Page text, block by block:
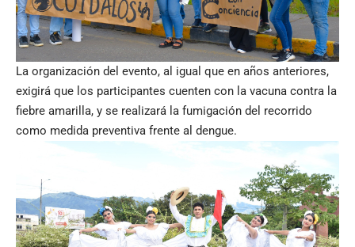
La organización del evento, al igual que en años anteriores,
exigirá que los participantes cuenten con la vacuna contra la
fiebre amarilla, y se realizará la fumigación del recorrido
como medida preventiva frente al dengue.